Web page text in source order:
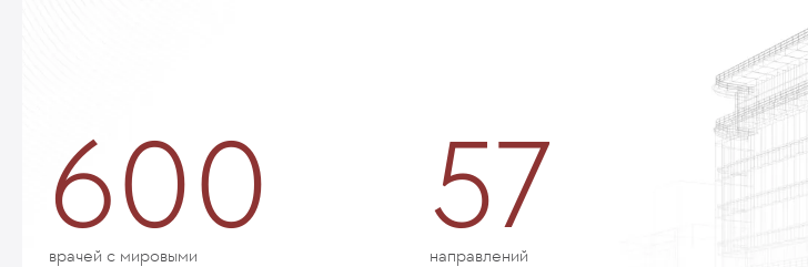
600
врачей с мировыми
57
направлений